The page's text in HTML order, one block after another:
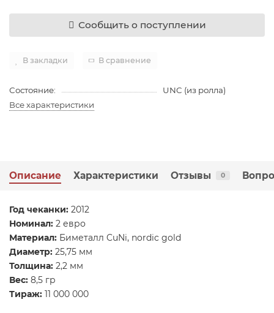
Сообщить о поступлении
В закладки В сравнение
Состояние:
UNC (из ролла)
Все характеристики
Описание Характеристики Отзывы 0
​Год чеканки: 2012
Номинал: 2 евро
Материал: Биметалл CuNi, nordic gold
Диаметр: 25,75 мм
Толщина: 2,2 мм
Вес: 8,5 гр
Тираж: 11 000 000